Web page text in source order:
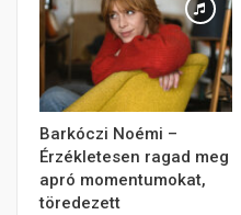
Barkóczi Noémi –
Érzékletesen ragad meg
apró momentumokat,
töredezett